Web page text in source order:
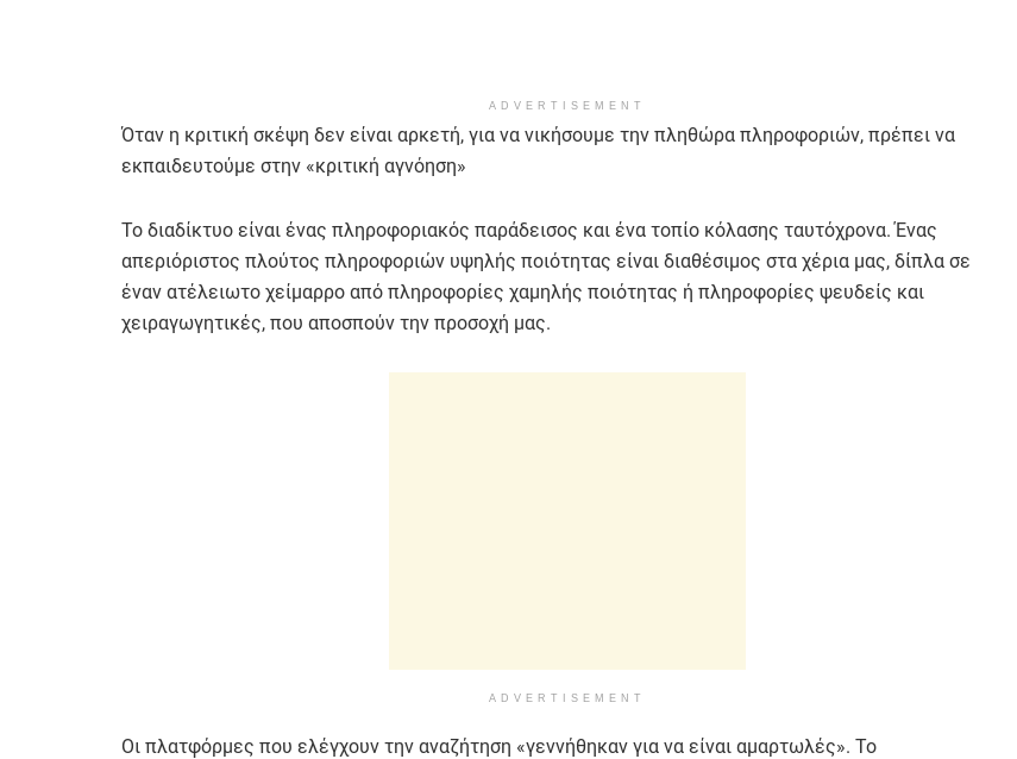
ADVERTISEMENT
Όταν η κριτική σκέψη δεν είναι αρκετή, για να νικήσουμε την πληθώρα πληροφοριών, πρέπει να
εκπαιδευτούμε στην «κριτική αγνόηση»
Το διαδίκτυο είναι ένας πληροφοριακός παράδεισος και ένα τοπίο κόλασης ταυτόχρονα. Ένας
απεριόριστος πλούτος πληροφοριών υψηλής ποιότητας είναι διαθέσιμος στα χέρια μας, δίπλα σε
έναν ατέλειωτο χείμαρρο από πληροφορίες χαμηλής ποιότητας ή πληροφορίες ψευδείς και
χειραγωγητικές, που αποσπούν την προσοχή μας.
ADVERTISEMENT
Οι πλατφόρμες που ελέγχουν την αναζήτηση «γεννήθηκαν για να είναι αμαρτωλές». Το